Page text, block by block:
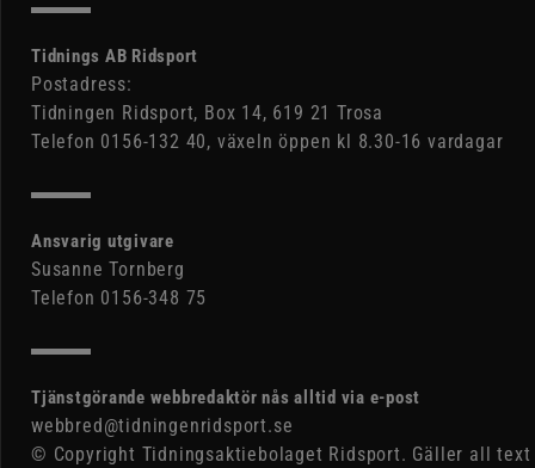
Tidnings AB Ridsport
Postadress:
Tidningen Ridsport, Box 14, 619 21 Trosa
Telefon 0156-132 40, växeln öppen kl 8.30-16 vardagar
Ansvarig utgivare
Susanne Tornberg
Telefon 0156-348 75
Tjänstgörande webbredaktör nås alltid via e-post
webbred@tidningenridsport.se
© Copyright Tidningsaktiebolaget Ridsport. Gäller all text